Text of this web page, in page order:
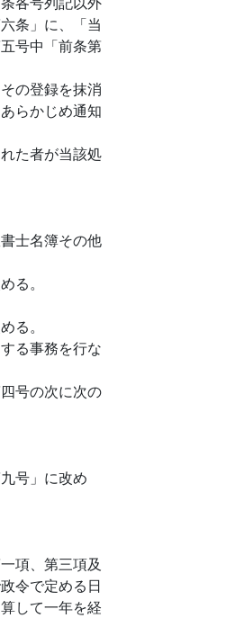
条」に、「当
号中「前条第
の登録を抹消
らかじめ通知
た者が当該処
士名簿その他
る。
る。
る事務を行な
号の次に次の
号」に改め
項、第三項及
令で定める日
して一年を経